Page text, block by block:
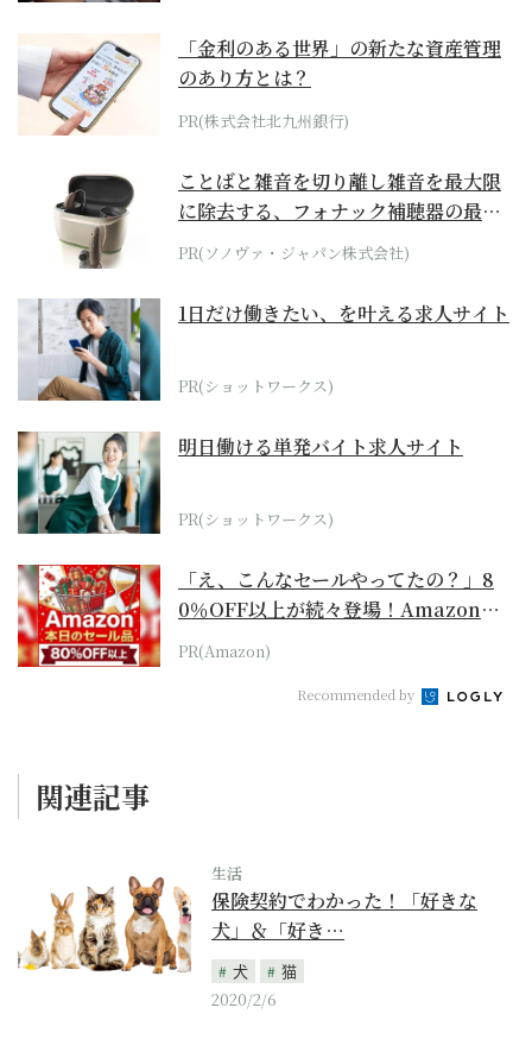
「金利のある世界」の新たな資産管理
のあり方とは？
PR(株式会社北九州銀行)
ことばと雑音を切り離し雑音を最大限
に除去する、フォナック補聴器の最上
位モデル
PR(ソノヴァ・ジャパン株式会社)
1日だけ働きたい、を叶える求人サイト
PR(ショットワークス)
明日働ける単発バイト求人サイト
PR(ショットワークス)
「え、こんなセールやってたの？」8
0％OFF以上が続々登場！Amazonの
本気が...
PR(Amazon)
Recommended by
関連記事
生活
保険契約でわかった！「好きな
犬」＆「好き…
犬
猫
2020/2/6